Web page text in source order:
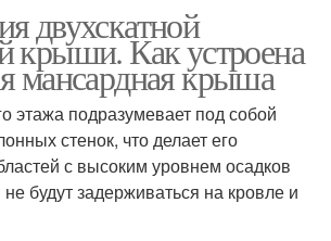
двухскатной
крыши. Как устроена
мансардная крыша
этажа подразумевает под собой
стенок, что делает его
с высоким уровнем осадков
будут задерживаться на кровле и